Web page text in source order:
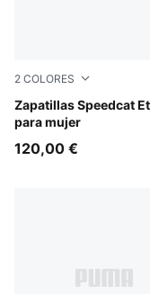
2 COLORES
Zapatillas Speedcat
para mujer
Misty Pink-
120,00 €